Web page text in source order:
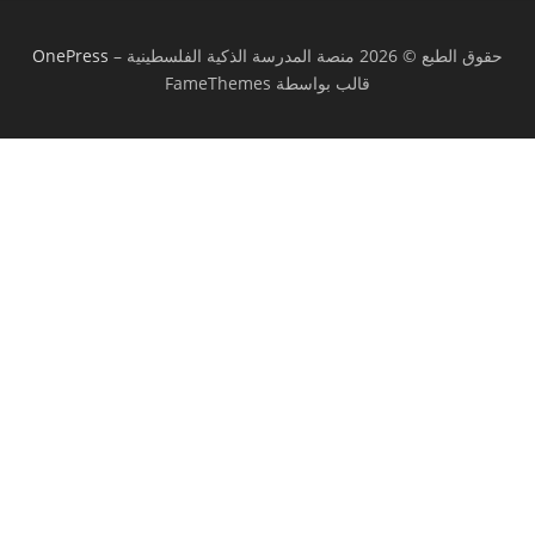
حقوق الطبع © 2026 منصة المدرسة الذكية الفلسطينية –
OnePress
قالب بواسطة FameThemes